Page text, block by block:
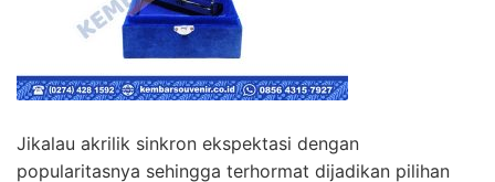
Jikalau akrilik sinkron ekspektasi dengan
popularitasnya sehingga terhormat dijadikan pilihan